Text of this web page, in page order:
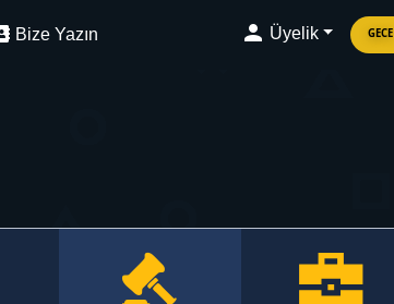
Bize Yazın Üyelik GECE